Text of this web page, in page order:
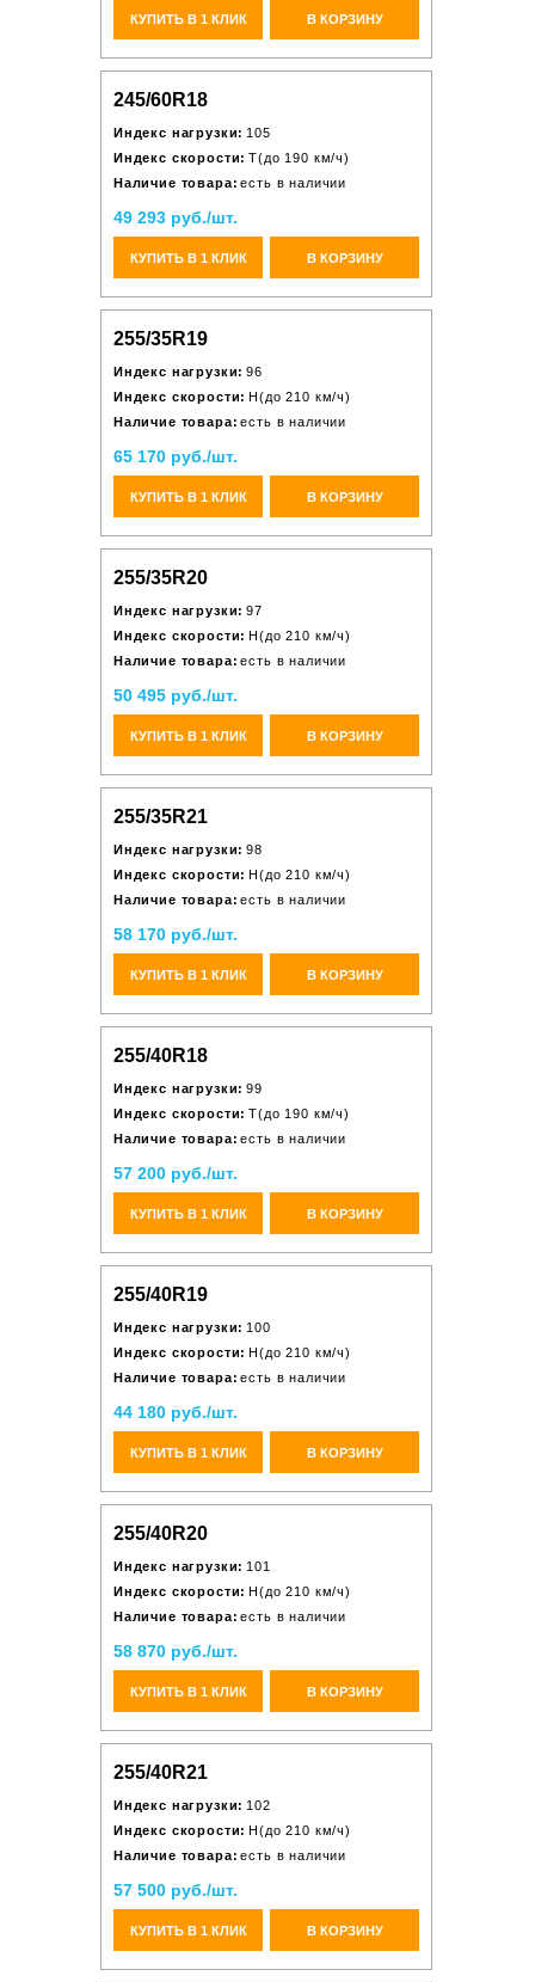
КУПИТЬ В 1 КЛИК В КОРЗИНУ
245/60R18
Индекс нагрузки: 105
Индекс скорости: T(до 190 км/ч)
Наличие товара: есть в наличии
49 293 руб./шт.
КУПИТЬ В 1 КЛИК В КОРЗИНУ
255/35R19
Индекс нагрузки: 96
Индекс скорости: H(до 210 км/ч)
Наличие товара: есть в наличии
65 170 руб./шт.
КУПИТЬ В 1 КЛИК В КОРЗИНУ
255/35R20
Индекс нагрузки: 97
Индекс скорости: H(до 210 км/ч)
Наличие товара: есть в наличии
50 495 руб./шт.
КУПИТЬ В 1 КЛИК В КОРЗИНУ
255/35R21
Индекс нагрузки: 98
Индекс скорости: H(до 210 км/ч)
Наличие товара: есть в наличии
58 170 руб./шт.
КУПИТЬ В 1 КЛИК В КОРЗИНУ
255/40R18
Индекс нагрузки: 99
Индекс скорости: T(до 190 км/ч)
Наличие товара: есть в наличии
57 200 руб./шт.
КУПИТЬ В 1 КЛИК В КОРЗИНУ
255/40R19
Индекс нагрузки: 100
Индекс скорости: H(до 210 км/ч)
Наличие товара: есть в наличии
44 180 руб./шт.
КУПИТЬ В 1 КЛИК В КОРЗИНУ
255/40R20
Индекс нагрузки: 101
Индекс скорости: H(до 210 км/ч)
Наличие товара: есть в наличии
58 870 руб./шт.
КУПИТЬ В 1 КЛИК В КОРЗИНУ
255/40R21
Индекс нагрузки: 102
Индекс скорости: H(до 210 км/ч)
Наличие товара: есть в наличии
57 500 руб./шт.
КУПИТЬ В 1 КЛИК В КОРЗИНУ